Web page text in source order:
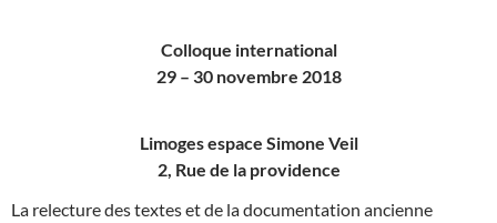
Colloque international
29 – 30 novembre 2018
Limoges espace Simone Veil
2, Rue de la providence
La relecture des textes et de la documentation ancienne